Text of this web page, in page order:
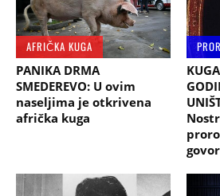
AFRIČKA KUGA
PANIKA DRMA
SMEDEREVO: U ovim
naseljima je otkrivena
afrička kuga